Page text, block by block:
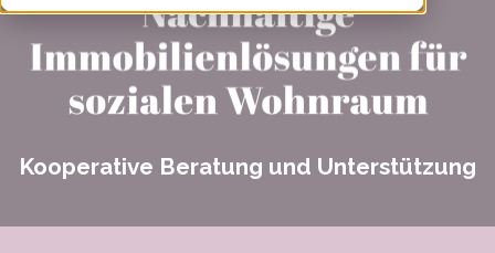
Kooperative Beratung und Unterstützung